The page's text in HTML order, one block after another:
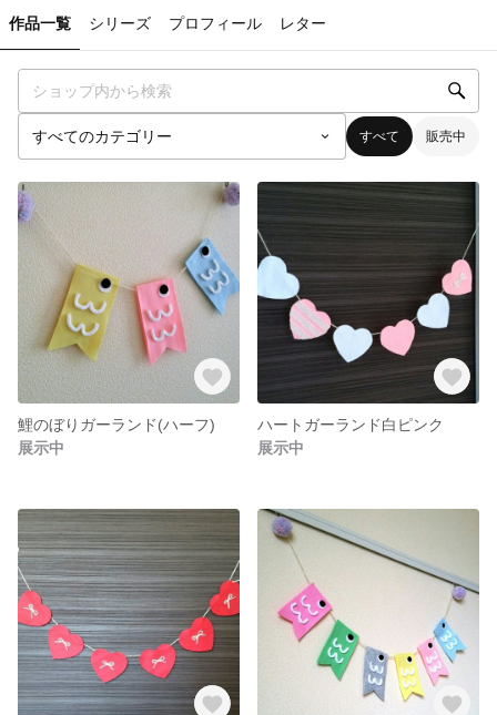
作品一覧 シリーズ プロフィール レター
すべて 販売中
鯉のぼりガーランド(ハーフ)
展示中
ハートガーランド白ピンク
展示中